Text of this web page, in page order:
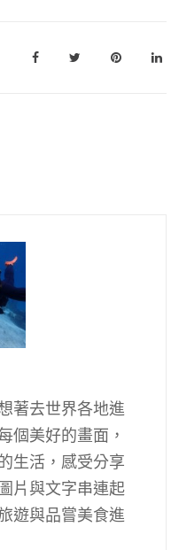
著去世界各地進
個美好的畫面，
生活，感受分享
片與文字串連起
遊與品嘗美食進